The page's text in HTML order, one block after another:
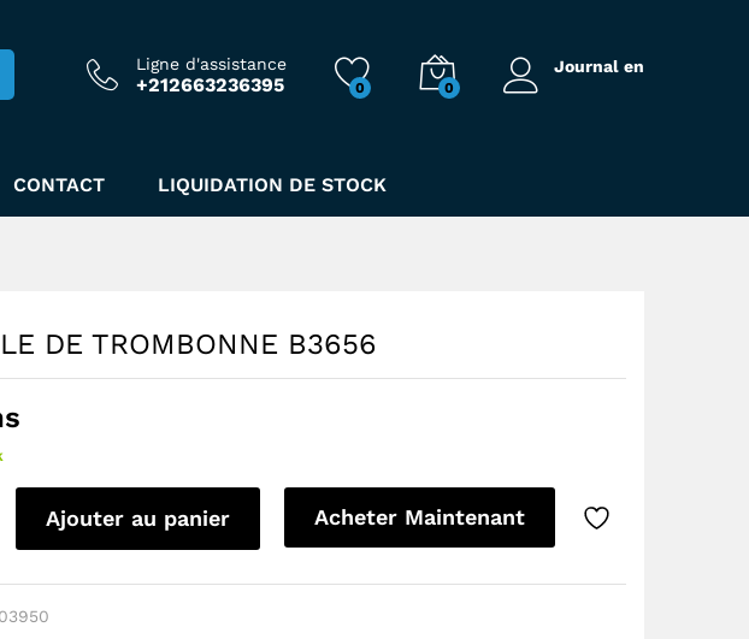
Ligne d'assistance
+212663236395 0 0
Journal en
CONTACT LIQUIDATION DE STOCK
DE TROMBONNE B3656
Ajouter au panier Acheter Maintenant